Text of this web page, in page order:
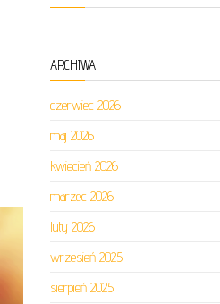
ARCHIWA
czerwiec 2026
maj 2026
kwiecień 2026
marzec 2026
luty 2026
wrzesień 2025
sierpień 2025